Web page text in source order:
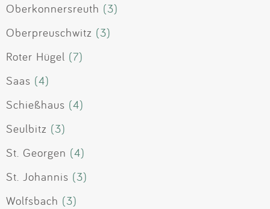
Oberkonnersreuth (3)
Oberpreuschwitz (3)
Roter Hügel (7)
Saas (4)
Schießhaus (4)
Seulbitz (3)
St. Georgen (4)
St. Johannis (3)
Wolfsbach (3)